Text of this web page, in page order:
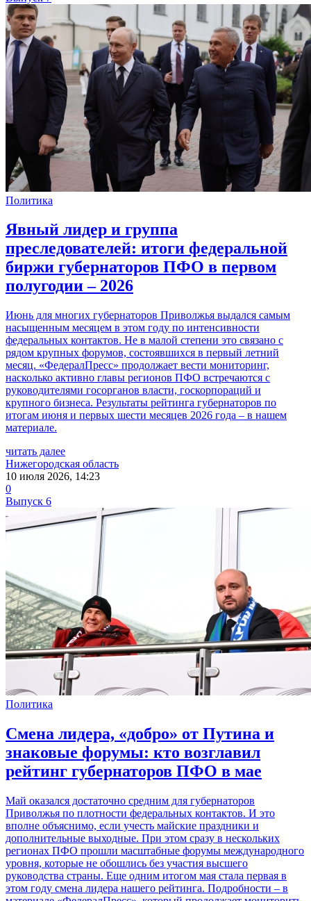
Политика
Явный лидер и группа
преследователей: итоги федеральной
биржи губернаторов ПФО в первом
полугодии – 2026
Июнь для многих губернаторов Приволжья выдался самым
насыщенным месяцем в этом году по интенсивности
федеральных контактов. Не в малой степени это связано с
рядом крупных форумов, состоявшихся в первый летний
месяц. «ФедералПресс» продолжает вести мониторинг,
насколько активно главы регионов ПФО встречаются с
руководителями госорганов власти, госкорпораций и
крупного бизнеса. Результаты рейтинга губернаторов по
итогам июня и первых шести месяцев 2026 года – в нашем
материале.
читать далее
Нижегородская область
10 июля 2026, 14:23
0
Выпуск 6
Политика
Смена лидера, «добро» от Путина и
знаковые форумы: кто возглавил
рейтинг губернаторов ПФО в мае
Май оказался достаточно средним для губернаторов
Приволжья по плотности федеральных контактов. И это
вполне объяснимо, если учесть майские праздники и
дополнительные выходные. При этом сразу в нескольких
регионах ПФО прошли масштабные форумы международного
уровня, которые не обошлись без участия высшего
руководства страны. Еще одним итогом мая стала первая в
этом году смена лидера нашего рейтинга. Подробности – в